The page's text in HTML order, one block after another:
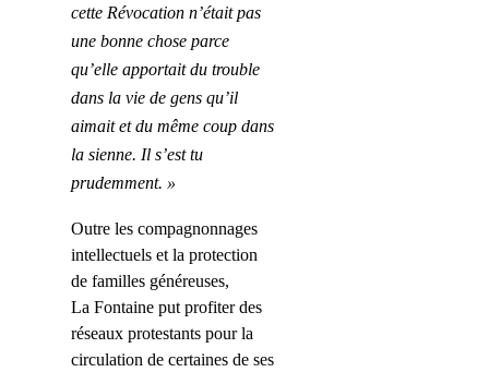
cette Révocation n’était pas
une bonne chose parce
qu’elle apportait du trouble
dans la vie de gens qu’il
aimait et du même coup dans
la sienne. Il s’est tu
prudemment. »
Outre les compagnonnages
intellectuels et la protection
de familles généreuses,
La Fontaine put profiter des
réseaux protestants pour la
circulation de certaines de ses